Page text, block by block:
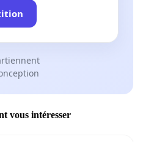
vous intéresser